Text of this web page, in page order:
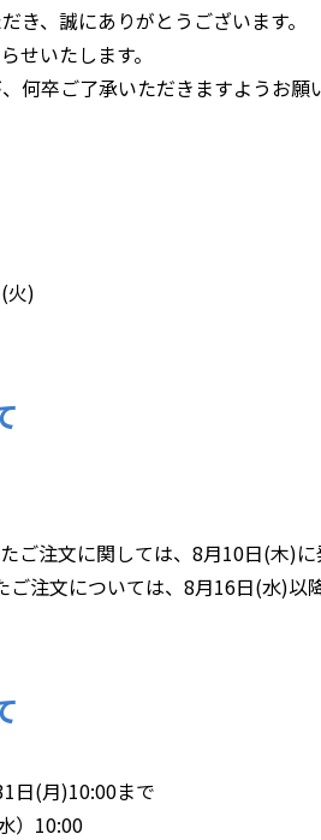
き、誠にありがとうございます。
せいたします。
何卒ご了承いただきますようお願
火)
ご注文に関しては、8月10日(木)
注文については、8月16日(水)以
日(月)10:00まで
）10:00